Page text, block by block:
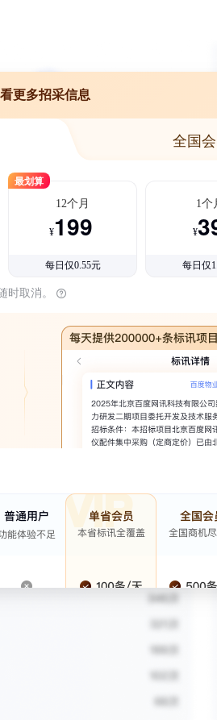
更多招采信息
全国
最划算
12个月
¥199
每日仅0.55元
1个
¥
每日仅
时取消。